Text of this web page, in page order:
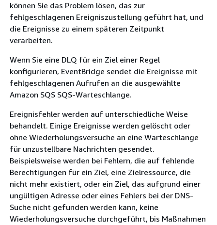
können Sie das Problem lösen, das zur
fehlgeschlagenen Ereigniszustellung geführt hat, und
die Ereignisse zu einem späteren Zeitpunkt
verarbeiten.
Wenn Sie eine DLQ für ein Ziel einer Regel
konfigurieren, EventBridge sendet die Ereignisse mit
fehlgeschlagenen Aufrufen an die ausgewählte
Amazon SQS SQS-Warteschlange.
Ereignisfehler werden auf unterschiedliche Weise
behandelt. Einige Ereignisse werden gelöscht oder
ohne Wiederholungsversuche an eine Warteschlange
für unzustellbare Nachrichten gesendet.
Beispielsweise werden bei Fehlern, die auf fehlende
Berechtigungen für ein Ziel, eine Zielressource, die
nicht mehr existiert, oder ein Ziel, das aufgrund einer
ungültigen Adresse oder eines Fehlers bei der DNS-
Suche nicht gefunden werden kann, keine
Wiederholungsversuche durchgeführt, bis Maßnahmen